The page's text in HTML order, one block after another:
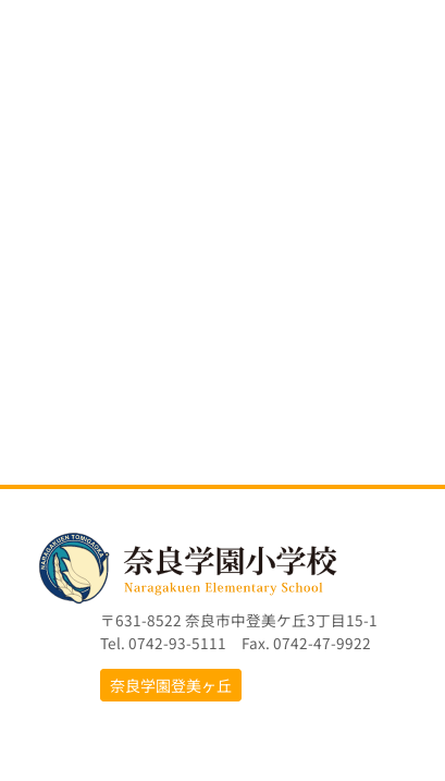
〒631-8522 奈良市中登美ケ丘3丁目15-1
Tel. 0742-93-5111 Fax. 0742-47-9922
奈良学園登美ヶ丘